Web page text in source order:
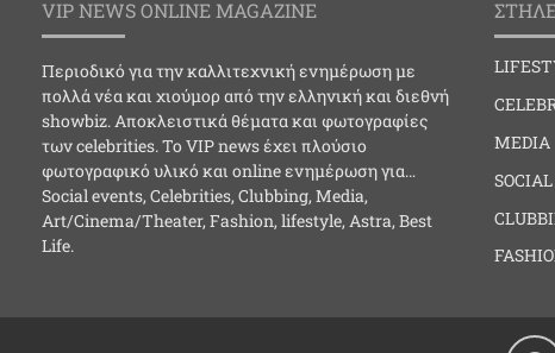
VIP NEWS ONLINE MAGAZINE
Περιοδικό για την καλλιτεχνική ενημέρωση με
πολλά νέα και χιούμορ από την ελληνική και διεθνή
showbiz. Αποκλειστικά θέματα και φωτογραφίες
των celebrities. Το VIP news έχει πλούσιο
φωτογραφικό υλικό και online ενημέρωση για…
Social events, Celebrities, Clubbing, Media,
Art/Cinema/Theater, Fashion, lifestyle, Astra, Best
Life.
MEDIA